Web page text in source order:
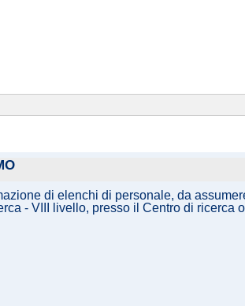
di elenchi di personale, da
- VIII livello, presso il Centro di ricerca